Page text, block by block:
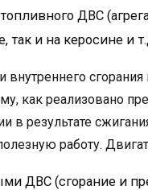
ДВС
так и на керосине и
внутреннего
как реализовано
в результате
работу.
ДВС (сгорание и